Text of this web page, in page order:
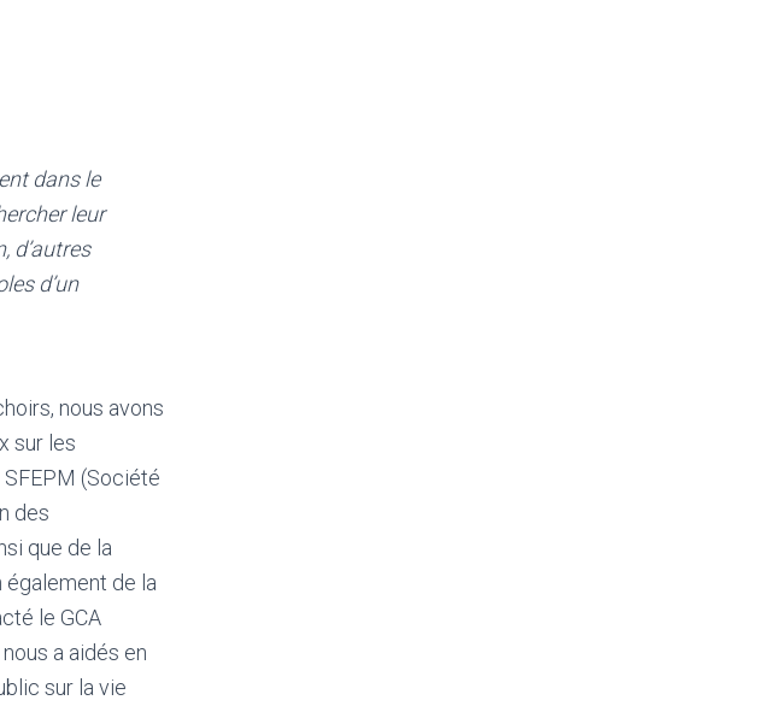
dans le
leur
d’autres
d’un
nous avons
sur les
(Société
des
que de la
de la
le GCA
a aidés en
sur la vie